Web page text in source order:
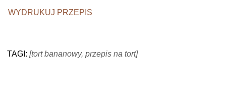
WYDRUKUJ PRZEPIS
TAGI: [tort bananowy, przepis na tort]